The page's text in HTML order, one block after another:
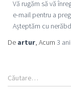
Vă rugăm să vă
e-mail pentru a
Așteptăm cu
De artur, Acum 3 ani
Căutare…